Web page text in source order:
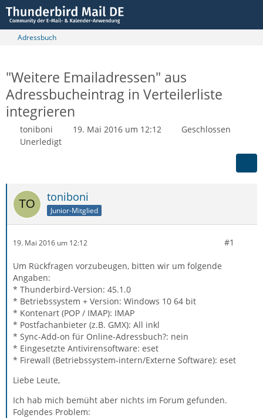
Adressbuch
"Weitere Emailadressen" aus
Adressbucheintrag in Verteilerliste
integrieren
toniboni 19. Mai 2016 um 12:12
Geschlossen
Unerledigt
toniboni
Junior-Mitglied
19. Mai 2016 um 12:12 #1
Um Rückfragen vorzubeugen, bitten wir um folgende
Angaben:
* Thunderbird-Version: 45.1.0
* Betriebssystem + Version: Windows 10 64 bit
* Kontenart (POP / IMAP): IMAP
* Postfachanbieter (z.B. GMX): All inkl
* Sync-Add-on für Online-Adressbuch?: nein
* Eingesetzte Antivirensoftware: eset
* Firewall (Betriebssystem-intern/Externe Software): eset
Liebe Leute,
Ich hab mich bemüht aber nichts im Forum gefunden.
Folgendes Problem: